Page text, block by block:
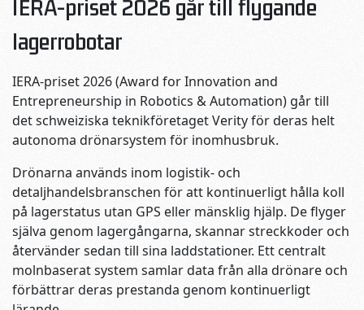
IERA-priset 2026 går till flygande
lagerrobotar
IERA-priset 2026 (Award for Innovation and
Entrepreneurship in Robotics & Automation) går till
det schweiziska teknikföretaget Verity för deras helt
autonoma drönarsystem för inomhusbruk.
Drönarna används inom logistik- och
detaljhandelsbranschen för att kontinuerligt hålla koll
på lagerstatus utan GPS eller mänsklig hjälp. De flyger
själva genom lagergångarna, skannar streckkoder och
återvänder sedan till sina laddstationer. Ett centralt
molnbaserat system samlar data från alla drönare och
förbättrar deras prestanda genom kontinuerligt